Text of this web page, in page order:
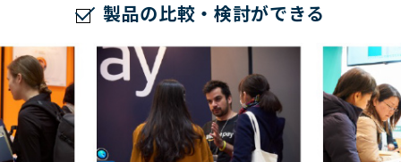
製品の比較・検討ができる